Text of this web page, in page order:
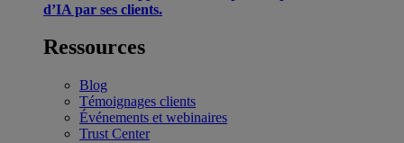
d’IA par ses clients.
Ressources
Blog
Témoignages clients
Événements et webinaires
Trust Center